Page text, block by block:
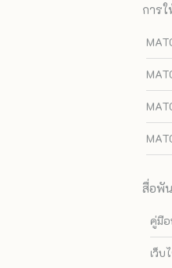
การ
สื่อพั
คู่มื
เว็บ